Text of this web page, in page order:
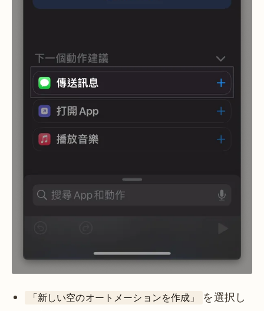
「新しい空のオートメーションを作成」
を選択し